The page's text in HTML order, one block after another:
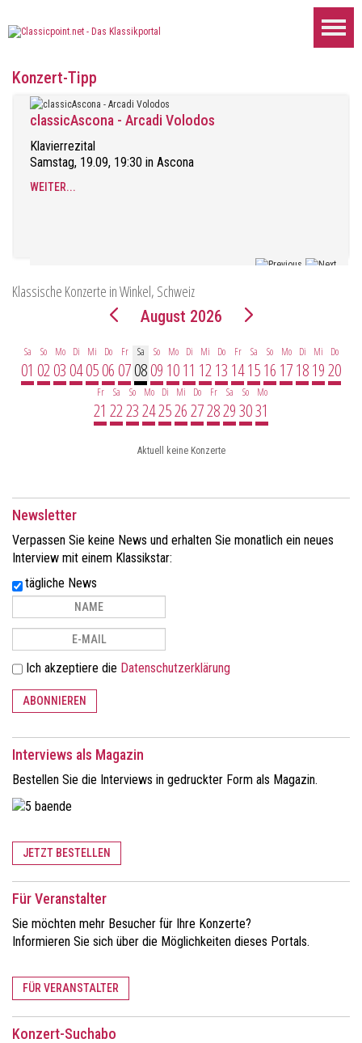
Konzert-Tipp
classicAscona - Arcadi Volodos
Klavierrezital
Samstag, 19.09, 19:30 in Ascona
WEITER...
Klassische Konzerte in Winkel, Schweiz
August 2026
Sa
01
So
02
Mo
03
Di
04
Mi
05
Do
06
Fr
07
Sa
08
So
09
Mo
10
Di
11
Mi
12
Do
13
Fr
14
Sa
15
So
16
Mo
17
Di
18
Mi
19
Do
20
Fr
21
Sa
22
So
23
Mo
24
Di
25
Mi
26
Do
27
Fr
28
Sa
29
So
30
Mo
31
Aktuell keine Konzerte
Newsletter
Verpassen Sie keine News und erhalten Sie monatlich ein neues
Interview mit einem Klassikstar:
tägliche News
Ich akzeptiere die Datenschutzerklärung
ABONNIEREN
Interviews als Magazin
Bestellen Sie die Interviews in gedruckter Form als Magazin.
JETZT BESTELLEN
Für Veranstalter
Sie möchten mehr Besucher für Ihre Konzerte?
Informieren Sie sich über die Möglichkeiten dieses Portals.
FÜR VERANSTALTER
Konzert-Suchabo